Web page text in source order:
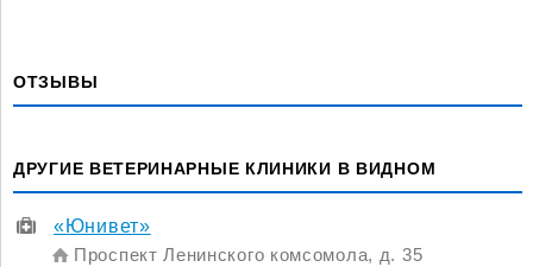
ОТЗЫВЫ
ДРУГИЕ ВЕТЕРИНАРНЫЕ КЛИНИКИ В ВИДНОМ
«Юнивет»
Проспект Ленинского комсомола, д. 35